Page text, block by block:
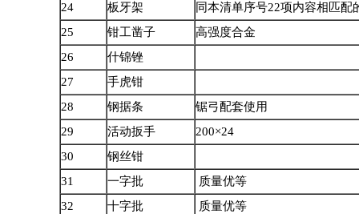
24
板牙架 同本清单序号22项内容相匹配
25
钳工凿子
高强度合金
26
什锦锉
27
手虎钳
28
钢据条
锯弓配套使用
29
活动扳手
200×24
30
钢丝钳
31
一字批
质量优等
32
十字批
质量优等